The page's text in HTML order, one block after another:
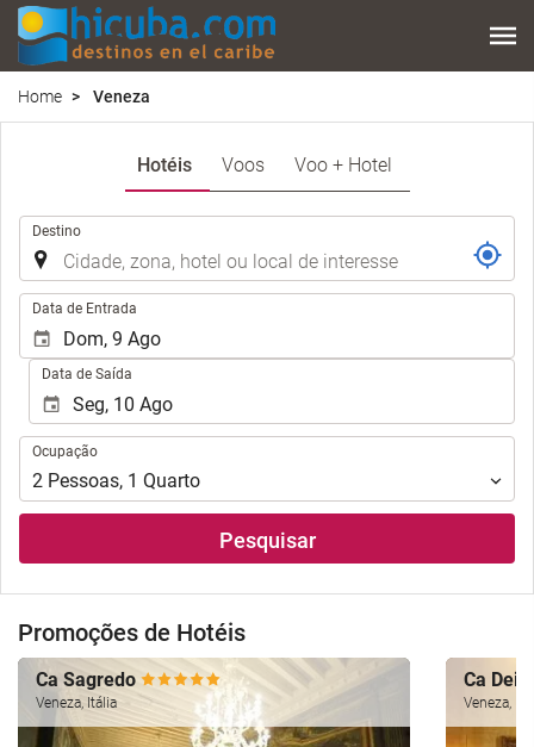
Home Veneza
Hotéis Voos Voo + Hotel
Destino
Data de Entrada
Data de Saída
Ocupação
Ocupação
2 Pessoas, 1 Quarto
Pesquisar
Promoções de Hotéis
Ca Sagredo
Veneza, Itália
Ca Dei
Veneza,